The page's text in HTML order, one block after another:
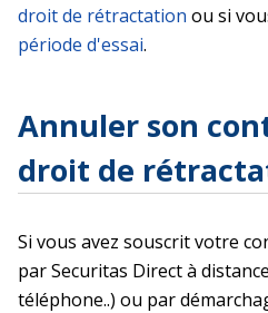
droit de rétractation ou si
période d'essai.
Annuler son
droit de
Si vous avez souscrit votre
par Securitas Direct à
téléphone..) ou par